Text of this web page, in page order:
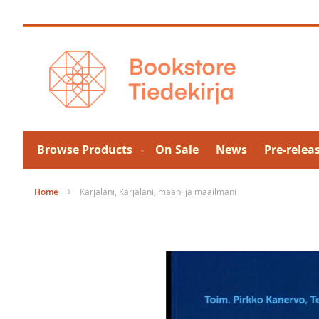
to
Browse Products On Sale News Pre-
Home Karjalani, Karjalani, maani ja maailmani